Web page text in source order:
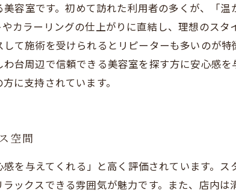
容室です。初めて訪れた利用者の多くが、「
カラーリングの仕上がりに直結し、理想のスタ
て施術を受けられるとリピーターも多いのが
台周辺で信頼できる美容室を探す方に安心感
に支持されています。
空間
を与えてくれる」と高く評価されています。
ックスできる雰囲気が魅力です。また、店内は